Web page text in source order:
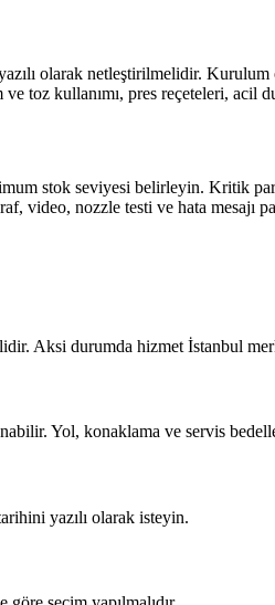
olarak netleştirilmelidir. Kurulum
kullanımı, pres reçeteleri, acil
stok seviyesi belirleyin. Kritik
video, nozzle testi ve hata mesajı
Aksi durumda hizmet İstanbul
Yol, konaklama ve servis
yazılı olarak isteyin.